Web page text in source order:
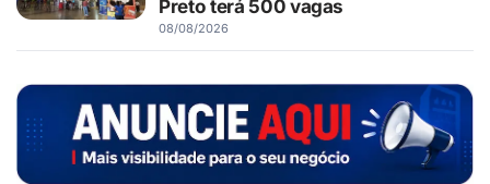
Preto terá 500 vagas
08/08/2026